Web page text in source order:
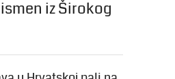
iz Širokog